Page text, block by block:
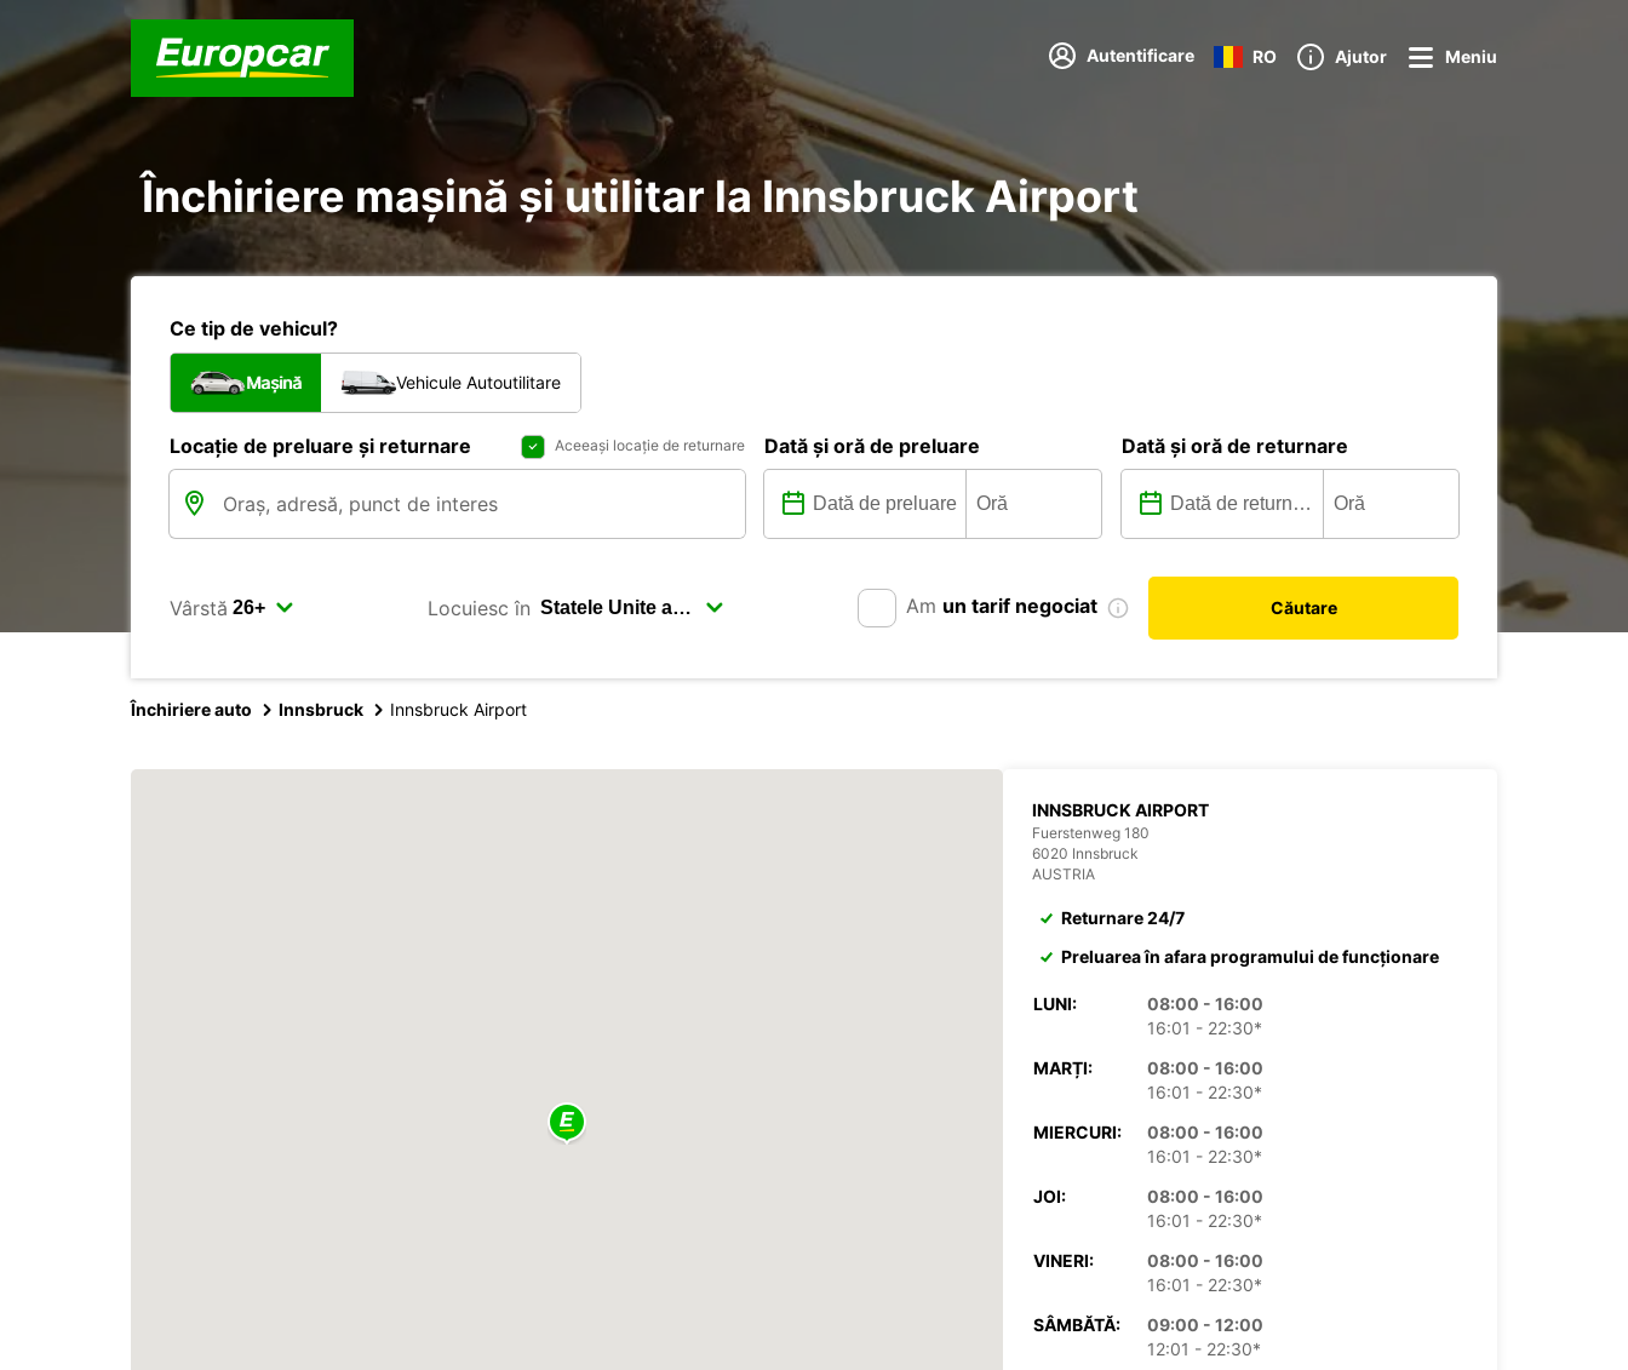
Autentificare RO Ajutor Meniu
Închiriere mașină și utilitar la Innsbruck Airport
Ce tip de vehicul?
Mașină Vehicule Autoutilitare
Locație de preluare și returnare Aceeași locație de returnare Dată și oră de preluare Dată și oră de returnare
Vârstă Locuiesc în Am un tarif negociat Căutare
Închiriere auto Innsbruck Innsbruck Airport
INNSBRUCK AIRPORT
Fuerstenweg 180
6020 Innsbruck
AUSTRIA
Returnare 24/7
Preluarea în afara programului de funcționare
LUNI:
08:00 - 16:00
16:01 - 22:30*
MARȚI:
08:00 - 16:00
16:01 - 22:30*
MIERCURI:
08:00 - 16:00
16:01 - 22:30*
JOI:
08:00 - 16:00
16:01 - 22:30*
VINERI:
08:00 - 16:00
16:01 - 22:30*
SÂMBĂTĂ:
09:00 - 12:00
12:01 - 22:30*